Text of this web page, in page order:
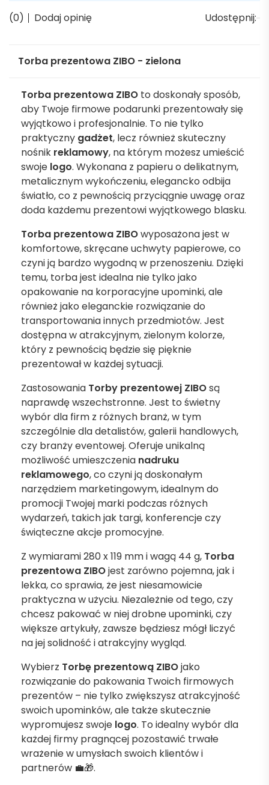
(0) Dodaj opinię Udostępnij:
Torba prezentowa ZIBO - zielona
Torba prezentowa ZIBO to doskonały sposób,
aby Twoje firmowe podarunki prezentowały się
wyjątkowo i profesjonalnie. To nie tylko
praktyczny gadżet, lecz również skuteczny
nośnik reklamowy, na którym możesz umieścić
swoje logo. Wykonana z papieru o delikatnym,
metalicznym wykończeniu, elegancko odbija
światło, co z pewnością przyciągnie uwagę oraz
doda każdemu prezentowi wyjątkowego blasku.
Torba prezentowa ZIBOwyposażona jest w
komfortowe, skręcane uchwyty papierowe, co
czyni ją bardzo wygodną w przenoszeniu. Dzięki
temu, torba jest idealna nie tylko jako
opakowanie na korporacyjne upominki, ale
również jako eleganckie rozwiązanie do
transportowania innych przedmiotów. Jest
dostępna w atrakcyjnym, zielonym kolorze,
który z pewnością będzie się pięknie
prezentował w każdej sytuacji.
Zastosowania Torby prezentowej ZIBOsą
naprawdę wszechstronne. Jest to świetny
wybór dla firm z różnych branż, w tym
szczególnie dla detalistów, galerii handlowych,
czy branży eventowej. Oferuje unikalną
możliwość umieszczenia nadruku
reklamowego, co czyni ją doskonałym
narzędziem marketingowym, idealnym do
promocji Twojej marki podczas różnych
wydarzeń, takich jak targi, konferencje czy
świąteczne akcje promocyjne.
Z wymiarami 280 x 119 mm i wagą 44 g, Torba
prezentowa ZIBOjest zarówno pojemna, jak i
lekka, co sprawia, że jest niesamowicie
praktyczna w użyciu. Niezależnie od tego, czy
chcesz pakować w niej drobne upominki, czy
większe artykuły, zawsze będziesz mógł liczyć
na jej solidność i atrakcyjny wygląd.
Wybierz Torbę prezentową ZIBOjako
rozwiązanie do pakowania Twoich firmowych
prezentów – nie tylko zwiększysz atrakcyjność
swoich upominków, ale także skutecznie
wypromujesz swoje logo. To idealny wybór dla
każdej firmy pragnącej pozostawić trwałe
wrażenie w umysłach swoich klientów i
partnerów 💼🎁.